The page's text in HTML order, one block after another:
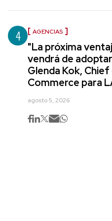
4 AGENCIAS
"La próxima
vendrá de
Glenda Kok,
Commerce para
agosto 5, 2026